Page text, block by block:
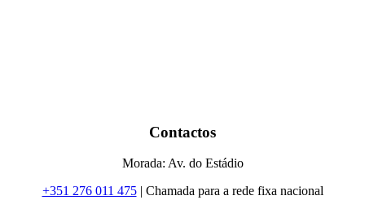
Contactos
Morada: Av. do Estádio
+351 276 011 475| Chamada para a rede fixa nacional